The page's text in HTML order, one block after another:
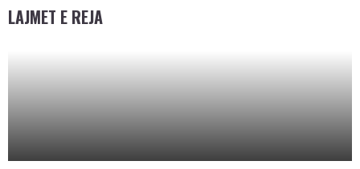
LAJMET E REJA